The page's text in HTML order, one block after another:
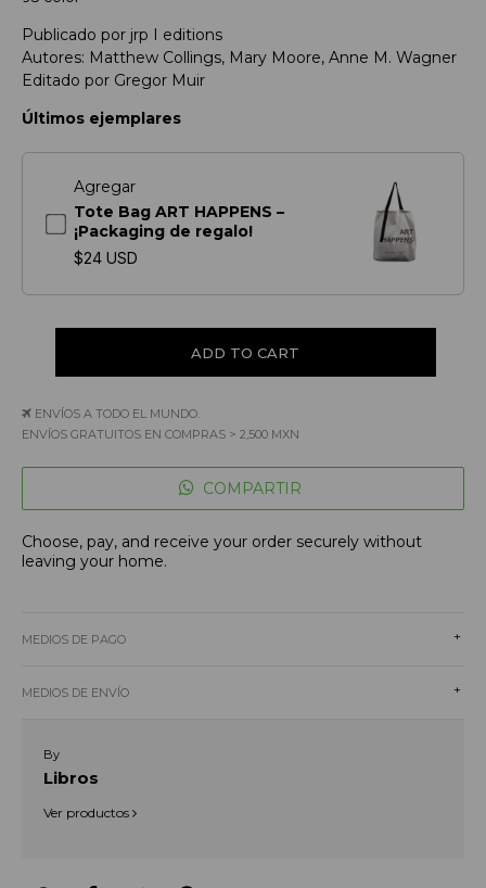
Publicado por jrp I editions
Autores: Matthew Collings, Mary Moore, Anne M. Wagner
Editado por Gregor Muir
Últimos ejemplares
Agregar
Tote Bag ART HAPPENS –
¡Packaging de regalo!
$24 USD
ENVÍOS A TODO EL MUNDO.
ENVÍOS GRATUITOS EN COMPRAS > 2,500 MXN
COMPARTIR
Choose, pay, and receive your order securely without
leaving your home.
+
MEDIOS DE PAGO
+
MEDIOS DE ENVÍO
By
Libros
Ver productos